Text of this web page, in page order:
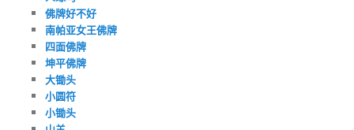
佛牌好不好
南帕亚女王佛牌
四面佛牌
坤平佛牌
大锄头
小圆符
小锄头